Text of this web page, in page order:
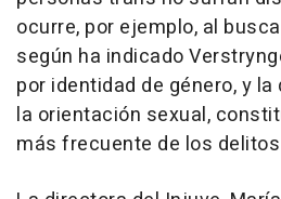
ocurre, por ejemplo, al
según ha indicado
por identidad de género, y
la orientación sexual,
más frecuente de los